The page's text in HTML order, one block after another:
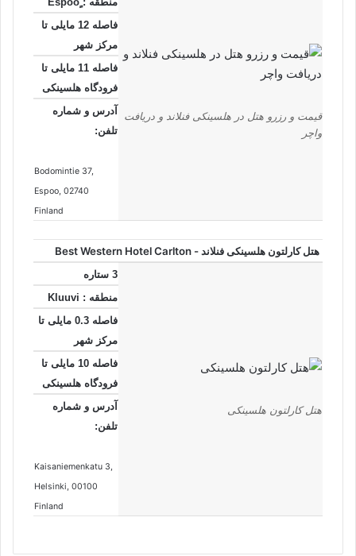
قیمت و رزرو هتل در هلسینکی فنلاند و دریافت
واچر
فاصله 12 مایلی تا
مرکز شهر
فاصله 11 مایلی تا
فرودگاه هلسینکی
آدرس و شماره
تلفن:
Bodomintie 37,
Espoo, 02740
Finland
هتل کارلتون هلسینکی فنلاند - Best Western Hotel Carlton
هتل کارلتون هلسینکی
3 ستاره
منطقه : Kluuvi
فاصله 0.3 مایلی تا
مرکز شهر
فاصله 10 مایلی تا
فرودگاه هلسینکی
آدرس و شماره
تلفن:
Kaisaniemenkatu 3
Helsinki , 00100
Finland